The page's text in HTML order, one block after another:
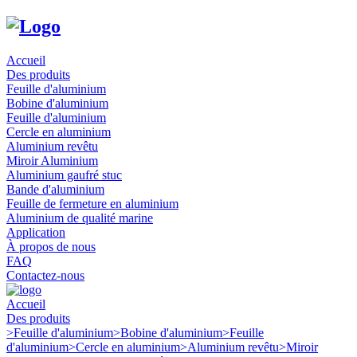
Accueil
Des produits
Feuille d'aluminium
Bobine d'aluminium
Feuille d'aluminium
Cercle en aluminium
Aluminium revêtu
Miroir Aluminium
Aluminium gaufré stuc
Bande d'aluminium
Feuille de fermeture en aluminium
Aluminium de qualité marine
Application
À propos de nous
FAQ
Contactez-nous
Accueil
Des produits
>Feuille d'aluminium>Bobine d'aluminium>Feuille
d'aluminium>Cercle en aluminium>Aluminium revêtu>Miroir